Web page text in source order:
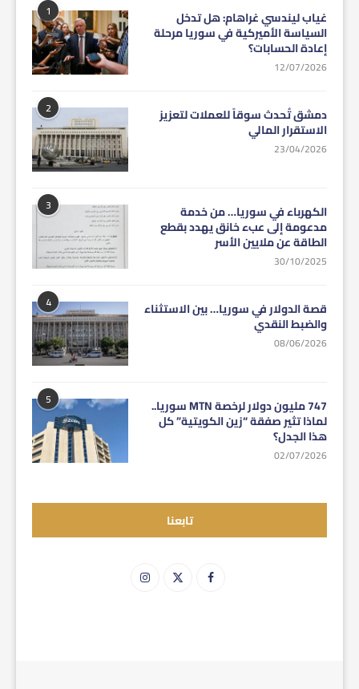
1 غياب ليندسي غراهام: هل تدخل
السياسة الأميركية في سوريا مرحلة
إعادة الحسابات؟
12/07/2026
2 دمشق تُحدث سوقاً للعملات لتعزيز
الاستقرار المالي
23/04/2026
3 الكهرباء في سوريا… من خدمة
مدعومة إلى عبء خانق يهدد بقطع
الطاقة عن ملايين الأسر
30/10/2025
4 قصة الدولار في سوريا… بين الاستثناء
والضبط النقدي
08/06/2026
5 747 مليون دولار لرخصة MTN سوريا..
لماذا تثير صفقة “زين الكويتية” كل
هذا الجدل؟
02/07/2026
تابعنا